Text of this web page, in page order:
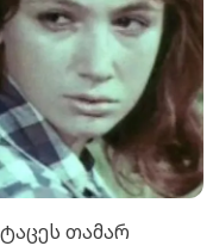
თამარ